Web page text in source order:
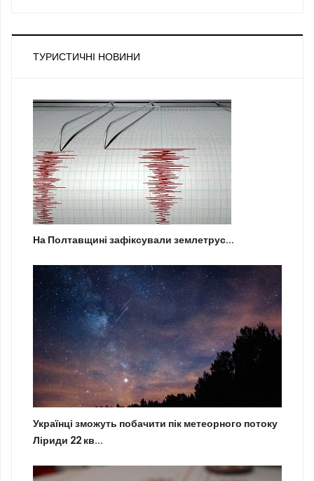
ТУРИСТИЧНІ НОВИНИ
На Полтавщині зафіксували землетрус...
Українці зможуть побачити пік метеорного потоку
Ліриди 22 кв...